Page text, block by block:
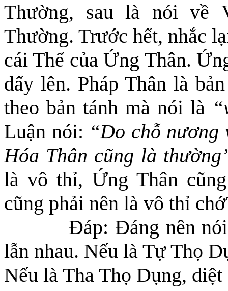
Thường, sau là nói về
Thường. Trước hết, nhắc
cái Thể của Ứng Thân.
dấy lên. Pháp Thân là
theo bản tánh mà nói là
Luận nói: “Do chỗ nương
Hóa Thân cũng là
là vô thỉ, Ứng Thân
cũng phải nên là vô thỉ
Đáp: Đáng nên
lẫn nhau. Nếu là Tự Thọ
Nếu là Tha Thọ Dụng,